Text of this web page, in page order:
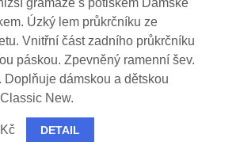
gramáže s potiskem Dámské
Úzký lem průkrčníku ze
Vnitřní část zadního průkrčníku
páskou. Zpevněný ramenní šev.
Doplňuje dámskou a dětskou
New.
DETAIL